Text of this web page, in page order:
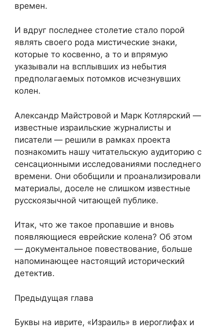
времен.
И вдруг последнее столетие стало порой
являть своего рода мистические знаки,
которые то косвенно, а то и впрямую
указывали на всплывших из небытия
предполагаемых потомков исчезнувших
колен.
Александр Майстровой и Марк Котлярский —
известные израильские журналисты и
писатели — решили в рамках проекта
познакомить нашу читательскую аудиторию с
сенсационными исследованиями последнего
времени. Они обобщили и проанализировали
материалы, доселе не слишком известные
русскоязычной читающей публике.
Итак, что же такое пропавшие и вновь
появляющиеся еврейские колена? Об этом
— документальное повествование, больше
напоминающее настоящий исторический
детектив.
Предыдущая глава
Буквы на иврите, «Израиль» в иероглифах и